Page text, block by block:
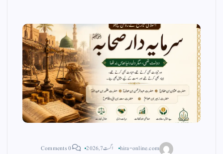
hira-online.com اگست 7, 2026 0 Comments